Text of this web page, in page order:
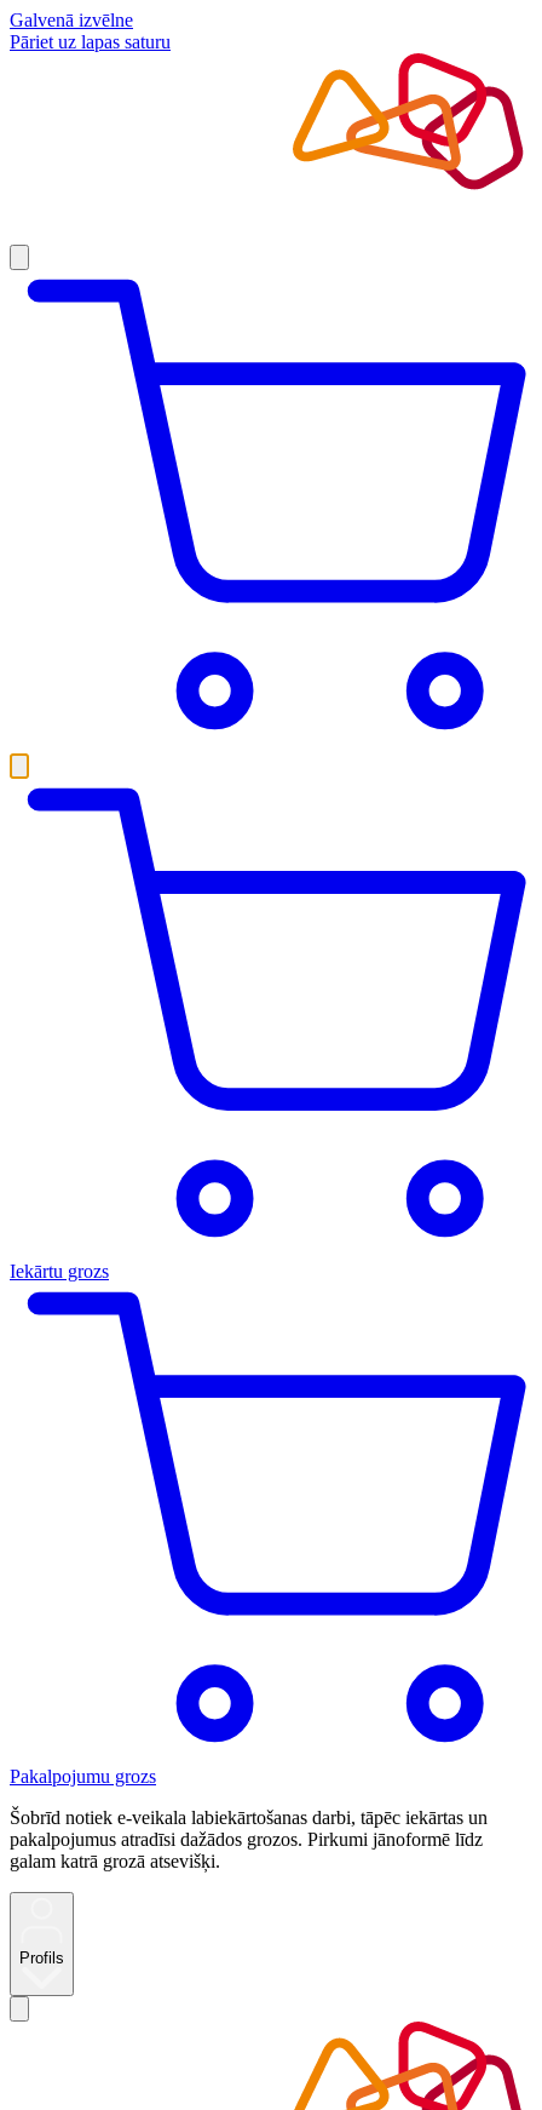
Galvenā izvēlne
Pāriet uz lapas saturu
Iekārtu grozs
Pakalpojumu grozs
Šobrīd notiek e-veikala labiekārtošanas darbi, tāpēc iekārtas un
pakalpojumus atradīsi dažādos grozos. Pirkumi jānoformē līdz
galam katrā grozā atsevišķi.
Profils